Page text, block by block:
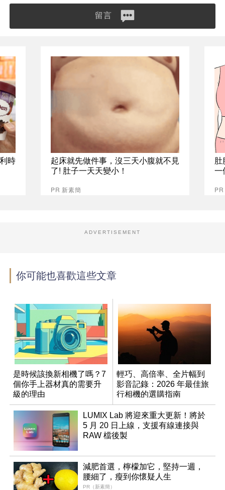
留言
時
起床就先做件事，沒三天小腹就不見
了! 肚子一天天變小！
PR 新素簡
肚
一
ADVERTISEMENT
你可能也喜歡這些文章
是時候該換新相機了嗎？7
個你手上器材真的需要升
級的理由
輕巧、高倍率、全片幅到
影音記錄：2026 年最佳旅
行相機的選購指南
LUMIX Lab 將迎來重大更新！將於
5 月 20 日上線，支援有線連接與
RAW 檔後製
減肥首選，檸檬加它，堅持一週，
腰細了，瘦到你懷疑人生
PR（新素簡）